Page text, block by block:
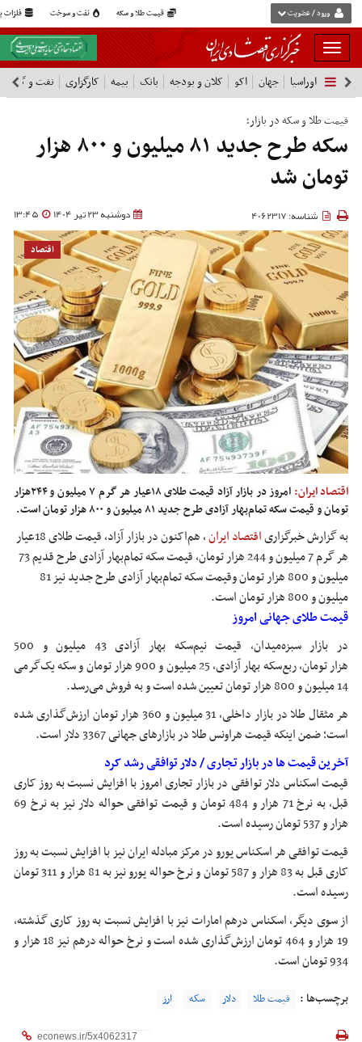
قیمت طلا و سکه نفت و سوخت فلزات ورود / عضویت
بار
و
بسته
نمودن
فهرست
اوراسیا جهان اکو کلان و بودجه بانک بیمه کارگزاری نفت و گاز
قیمت طلا و سکه در بازار؛
سکه طرح جدید ۸۱ میلیون و ۸۰۰ هزار
تومان شد
دوشنبه 23 تیر 1404 13:45 شناسه: 4062317
اقتصاد
اقتصاد ایران:
امروز در بازار آزاد قیمت طلای ۱۸عیار هر گرم ۷ میلیون و ۲۴۴هزار
تومان و قیمت سکه تمام‌بهار آزادی طرح جدید ۸۱ میلیون و ۸۰۰ هزار تومان است.
به گزارش خبرگزاریاقتصاد ایران،
هم‌اکنون در بازار آزاد، قیمت طلای 18عیار
هر گرم 7 میلیون و 244 هزار تومان، قیمت سکه تمام‌بهار آزادی طرح قدیم 73
میلیون و 800 هزار تومان وقیمت سکه تمام‌بهار آزادی طرح جدید نیز 81
میلیون و 800 هزار تومان است.
قیمت طلای جهانی امروز
در بازار سبزه‌میدان، قیمت نیم‌سکه بهار آزادی 43 میلیون و 500
هزار تومان، ربع‌سکه بهار آزادی، 25 میلیون و 900 هزار تومان و سکه یک‌گرمی
14 میلیون و 800 هزار تومان تعیین شده است و به فروش می‌رسد.
هر مثقال طلا در بازار داخلی، 31 میلیون و 360 هزار تومان ارزش‌گذاری شده
است؛ ضمن اینکه قیمت هراونس طلا در بازارهای جهانی 3367 دلار است.
آخرین قیمت ها در بازار تجاری / دلار توافقی رشد کرد
قیمت اسکناس دلار توافقی در بازار تجاری امروز با افزایش نسبت به روز کاری
قبل، به نرخ 71 هزار و 484 تومان و قیمت توافقی حواله دلار نیز به نرخ 69
هزار و 537 تومان رسیده است.
قیمت توافقی هر اسکناس یورو در مرکز مبادله ایران نیز با افزایش نسبت به روز
کاری قبل به 83 هزار و 587 تومان و نرخ حواله یورو نیز به 81 هزار و 311 تومان
رسیده است.
از سوی دیگر، اسکناس درهم امارات نیز با افزایش نسبت به روز کاری گذشته،
19 هزار و 464 تومان ارزش‌گذاری شده است و نرخ حواله درهم نیز 18 هزار و
934 تومان است.
برچسب‌ها : قیمت طلا دلار سکه ارز